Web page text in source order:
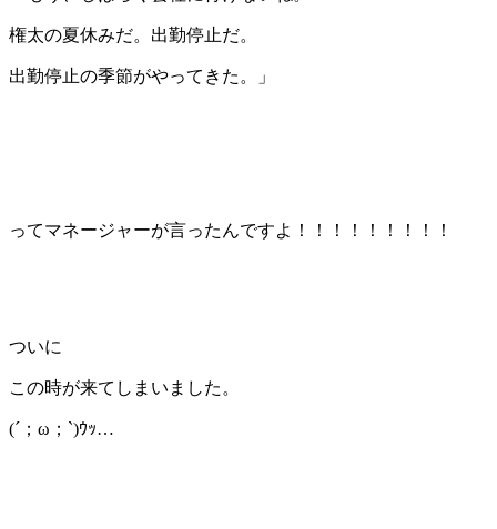
権太の夏休みだ。出勤停止だ。
出勤停止の季節がやってきた。」
ってマネージャーが言ったんですよ！！！！！！！！！
ついに
この時が来てしまいました。
(´；ω；`)ｳｯ…